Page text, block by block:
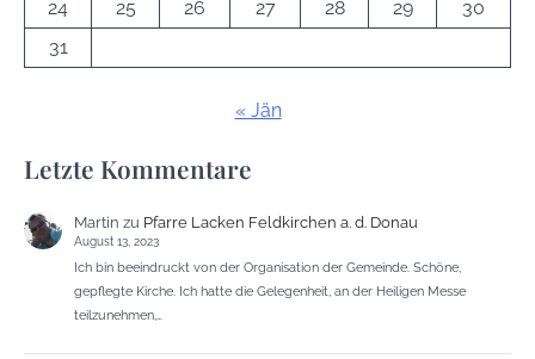
24 25 26 27 28 29
30
31
« Jän
Letzte Kommentare
Martin zu Pfarre Lacken Feldkirchen a. d. Donau
August 13, 2023
Ich bin beeindruckt von der Organisation der Gemeinde. Schöne,
gepflegte Kirche. Ich hatte die Gelegenheit, an der Heiligen Messe
teilzunehmen,…